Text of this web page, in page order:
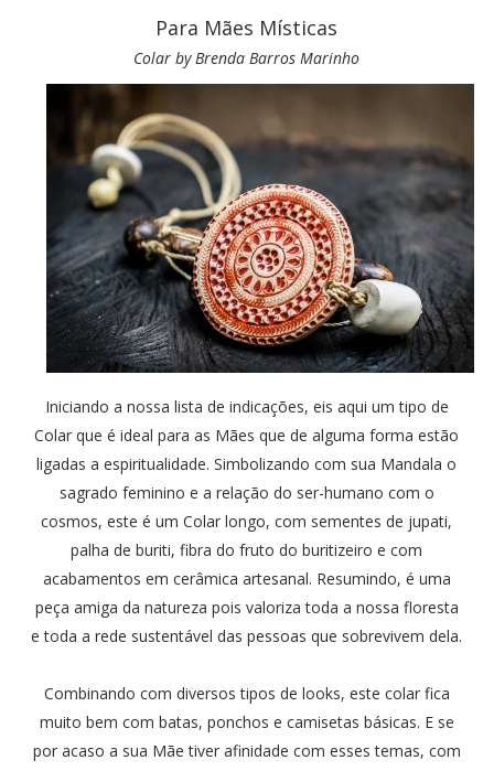
Para Mães Místicas
Colar by Brenda Barros Marinho
Iniciando a nossa lista de indicações, eis aqui um tipo de
Colar que é ideal para as Mães que de alguma forma estão
ligadas a espiritualidade. Simbolizando com sua Mandala o
sagrado feminino e a relação do ser-humano com o
cosmos, este é um Colar longo, com sementes de jupati,
palha de buriti, fibra do fruto do buritizeiro e com
acabamentos em cerâmica artesanal. Resumindo, é uma
peça amiga da natureza pois valoriza toda a nossa floresta
e toda a rede sustentável das pessoas que sobrevivem dela.
Combinando com diversos tipos de looks, este colar fica
muito bem com batas, ponchos e camisetas básicas. E se
por acaso a sua Mãe tiver afinidade com esses temas, com